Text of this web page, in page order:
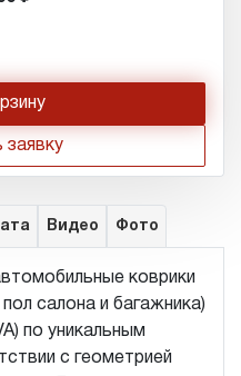
заявку
Видео Фото
коврики
салона и багажника)
по уникальным
с геометрией